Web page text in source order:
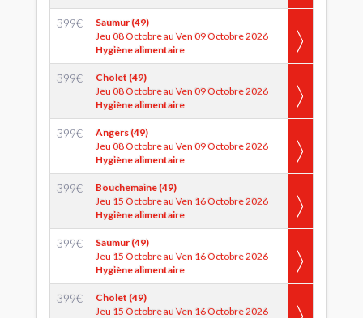
399€
Saumur (49)
Jeu 08 Octobre au Ven 09 Octobre 2026
Hygiène alimentaire
399€
Cholet (49)
Jeu 08 Octobre au Ven 09 Octobre 2026
Hygiène alimentaire
399€
Angers (49)
Jeu 08 Octobre au Ven 09 Octobre 2026
Hygiène alimentaire
399€
Bouchemaine (49)
Jeu 15 Octobre au Ven 16 Octobre 2026
Hygiène alimentaire
399€
Saumur (49)
Jeu 15 Octobre au Ven 16 Octobre 2026
Hygiène alimentaire
399€
Cholet (49)
Jeu 15 Octobre au Ven 16 Octobre 2026